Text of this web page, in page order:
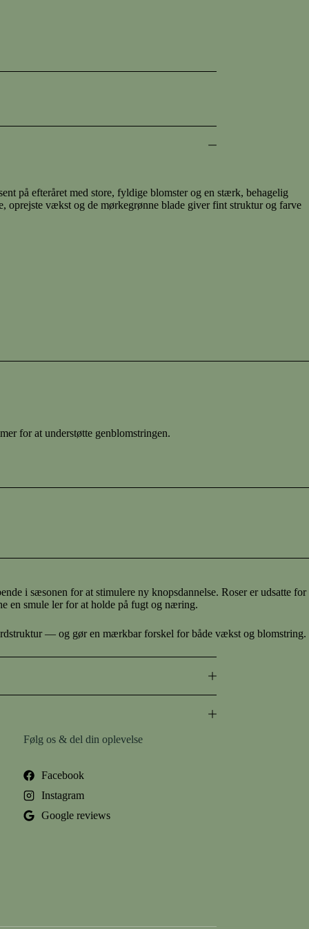
på efteråret med store, fyldige blomster og en stærk, behagelig
oprejste vækst og de mørkegrønne blade giver fint struktur og farve
for at understøtte genblomstringen.
i sæsonen for at stimulere ny knopsdannelse. Roser er udsatte for
en smule ler for at holde på fugt og næring.
— og gør en mærkbar forskel for både vækst og blomstring.
Følg os & del din oplevelse
Facebook
Instagram
Google reviews